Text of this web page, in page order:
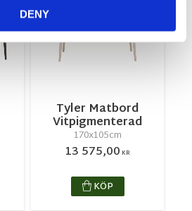
DENY
Tyler Matbord
Vitpigmenterad
170x105cm
13 575,00 KR
KÖP